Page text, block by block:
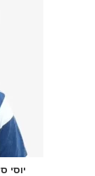
יוסי